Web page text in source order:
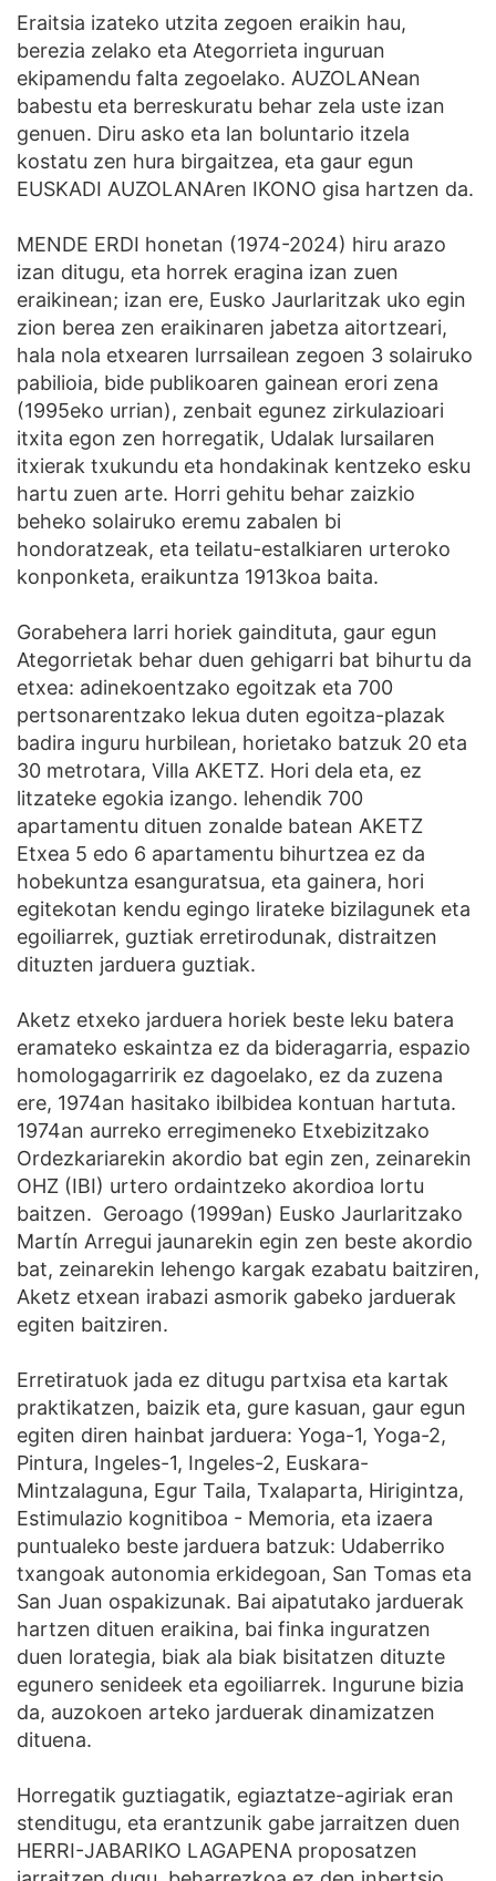
Eraitsia izateko utzita zegoen eraikin hau,
berezia zelako eta Ategorrieta inguruan
ekipamendu falta zegoelako. AUZOLANean
babestu eta berreskuratu behar zela uste izan
genuen. Diru asko eta lan boluntario itzela
kostatu zen hura birgaitzea, eta gaur egun
EUSKADI AUZOLANAren IKONO gisa hartzen da.
MENDE ERDI honetan (1974-2024) hiru arazo
izan ditugu, eta horrek eragina izan zuen
eraikinean; izan ere, Eusko Jaurlaritzak uko egin
zion berea zen eraikinaren jabetza aitortzeari,
hala nola etxearen lurrsailean zegoen 3 solairuko
pabilioia, bide publikoaren gainean erori zena
(1995eko urrian), zenbait egunez zirkulazioari
itxita egon zen horregatik, Udalak lursailaren
itxierak txukundu eta hondakinak kentzeko esku
hartu zuen arte. Horri gehitu behar zaizkio
beheko solairuko eremu zabalen bi
hondoratzeak, eta teilatu-estalkiaren urteroko
konponketa, eraikuntza 1913koa baita.
Gorabehera larri horiek gaindituta, gaur egun
Ategorrietak behar duen gehigarri bat bihurtu da
etxea: adinekoentzako egoitzak eta 700
pertsonarentzako lekua duten egoitza-plazak
badira inguru hurbilean, horietako batzuk 20 eta
30 metrotara, Villa AKETZ. Hori dela eta, ez
litzateke egokia izango. lehendik 700
apartamentu dituen zonalde batean AKETZ
Etxea 5 edo 6 apartamentu bihurtzea ez da
hobekuntza esanguratsua, eta gainera, hori
egitekotan kendu egingo lirateke bizilagunek eta
egoiliarrek, guztiak erretirodunak, distraitzen
dituzten jarduera guztiak.
Aketz etxeko jarduera horiek beste leku batera
eramateko eskaintza ez da bideragarria, espazio
homologagarririk ez dagoelako, ez da zuzena
ere, 1974an hasitako ibilbidea kontuan hartuta.
1974an aurreko erregimeneko Etxebizitzako
Ordezkariarekin akordio bat egin zen, zeinarekin
OHZ (IBI) urtero ordaintzeko akordioa lortu
baitzen. Geroago (1999an) Eusko Jaurlaritzako
Martín Arregui jaunarekin egin zen beste akordio
bat, zeinarekin lehengo kargak ezabatu baitziren,
Aketz etxean irabazi asmorik gabeko jarduerak
egiten baitziren.
Erretiratuok jada ez ditugu partxisa eta kartak
praktikatzen, baizik eta, gure kasuan, gaur egun
egiten diren hainbat jarduera: Yoga-1, Yoga-2,
Pintura, Ingeles-1, Ingeles-2, Euskara-
Mintzalaguna, Egur Taila, Txalaparta, Hirigintza,
Estimulazio kognitiboa - Memoria, eta izaera
puntualeko beste jarduera batzuk: Udaberriko
txangoak autonomia erkidegoan, San Tomas eta
San Juan ospakizunak. Bai aipatutako jarduerak
hartzen dituen eraikina, bai finka inguratzen
duen lorategia, biak ala biak bisitatzen dituzte
egunero senideek eta egoiliarrek. Ingurune bizia
da, auzokoen arteko jarduerak dinamizatzen
dituena.
Horregatik guztiagatik, egiaztatze-agiriak eran
stenditugu, eta erantzunik gabe jarraitzen duen
HERRI-JABARIKO LAGAPENA proposatzen